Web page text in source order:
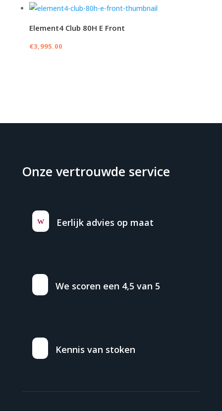
Element4 Club 80H E Front
€3,995.00
Onze vertrouwde service
w Eerlijk advies op maat
We scoren een 4,5 van 5
Kennis van stoken